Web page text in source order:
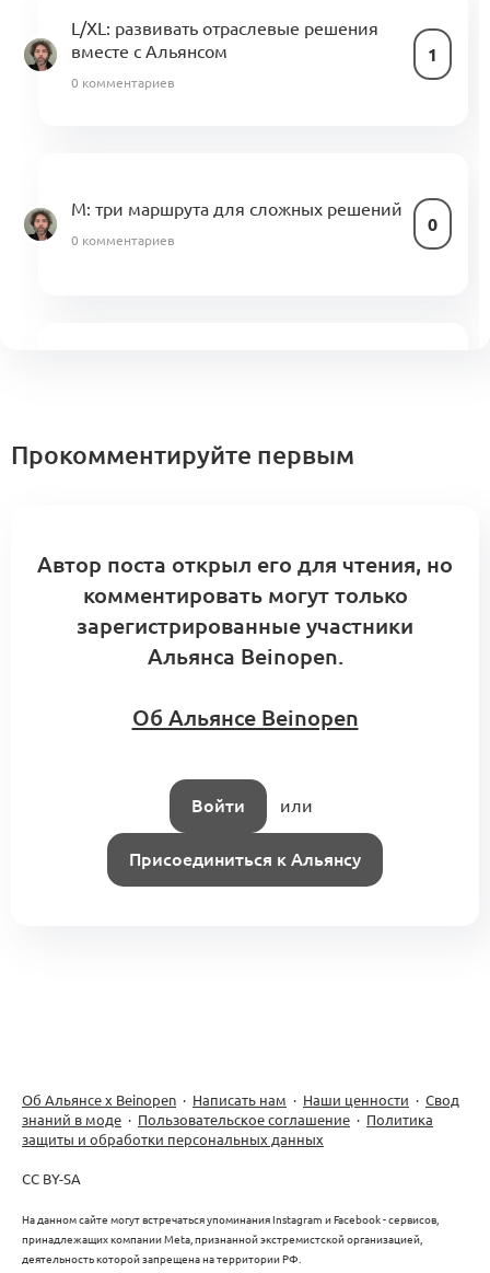
L/XL: развивать отраслевые решения
вместе с Альянсом
1
0 комментариев
M: три маршрута для сложных решений
0
0 комментариев
Прокомментируйте первым
Автор поста открыл его для чтения, но
комментировать могут только
зарегистрированные участники
Альянса Beinopen.
Об Альянсе Beinopen
Войти или
Присоединиться к Альянсу
Об Альянсе х Beinopen · Написать нам · Наши ценности · Свод
знаний в моде · Пользовательское соглашение · Политика
защиты и обработки персональных данных
CC BY-SA
На данном сайте могут встречаться упоминания Instagram и Facebook - сервисов,
принадлежащих компании Meta, признанной экстремистской организацией,
деятельность которой запрещена на территории РФ.